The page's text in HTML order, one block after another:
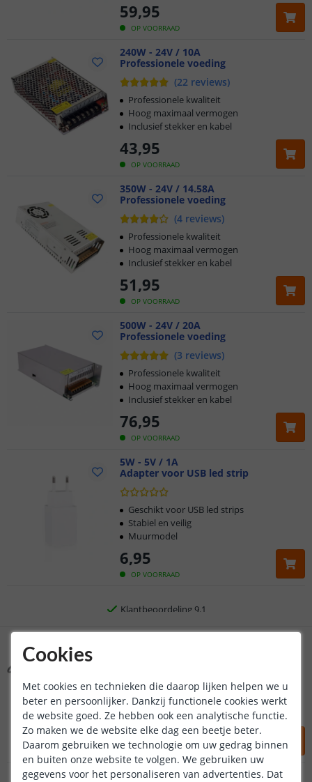
OP VOORRAAD
59,95
240W - 24V / 10A
Professionele voeding
(22 reviews)
OP VOORRAAD
43,95
Professionele kwaliteit
Hoog maximaal vermogen
Inclusief stekker en kabel
350W - 24V / 14.58A
Professionele voeding
(4 reviews)
OP VOORRAAD
51,95
Professionele kwaliteit
Hoog maximaal vermogen
Inclusief stekker en kabel
500W - 24V / 20A
Professionele voeding
(3 reviews)
OP VOORRAAD
76,95
Professionele kwaliteit
Hoog maximaal vermogen
Inclusief stekker en kabel
5W - 5V / 1A
Adapter voor USB led strip
OP VOORRAAD
6,95
Geschikt voor USB led strips
Stabiel en veilig
Muurmodel
Klantbeoordeling 9.1
Voor 23:45 uur besteld,morgen in huis
5 jaar garantie
Gratis verzending vanaf € 20,-
Klantbeoordeling 9.1
OP VOORRAAD
10,95
5 volt adapter
Compact 'muurmodel'
Lange kabel - 120 cm
40W - 5V / 8A
Cookies
Met cookies en technieken die daarop lijken helpen we u
beter en persoonlijker. Dankzij functionele cookies werkt
de website goed. Ze hebben ook een analytische functie.
Zo maken we de website elke dag een beetje beter.
Daarom gebruiken we technologie om uw gedrag binnen
en buiten onze website te volgen. We gebruiken uw
gegevens voor het personaliseren van advertenties. Dat